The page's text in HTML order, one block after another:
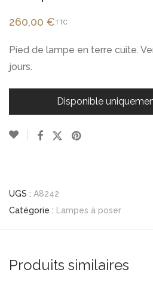
260,00 €TTC
Pied de lampe en terre cuite.
jours.
Disponible
UGS : A8242
Catégorie :
Lampes à poser
Produits similaires